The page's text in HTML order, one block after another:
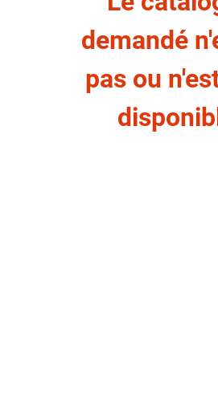
demandé
pas ou